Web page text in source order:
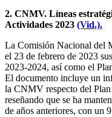
2. CNMV. Líneas
Actividades 2023 (Vid.).
La Comisión Nacional del
el 23 de febrero de 2023
2023-2024, así como el
El documento incluye un
la CNMV respecto del
reseñando que se ha
de años anteriores, con un